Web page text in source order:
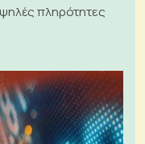
πληρότητες